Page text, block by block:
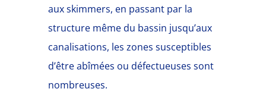
aux skimmers, en passant par la
structure même du bassin jusqu’aux
canalisations, les zones susceptibles
d’être abîmées ou défectueuses sont
nombreuses.